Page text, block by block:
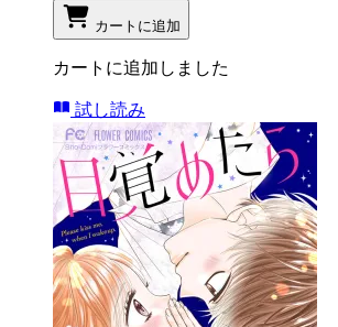
カートに追加
カートに追加しました
試し読み